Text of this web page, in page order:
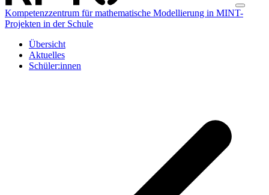
Kompetenzzentrum für mathematische Modellierung in MINT-
Projekten in der Schule
Übersicht
Aktuelles
Schüler:innen